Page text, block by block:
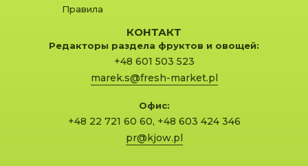
Правила
КОНТАКТ
Редакторы раздела фруктов и овощей:
+48 601 503 523
marek.s@fresh-market.pl
Офис:
+48 22 721 60 60, +48 603 424 346
pr@kjow.pl